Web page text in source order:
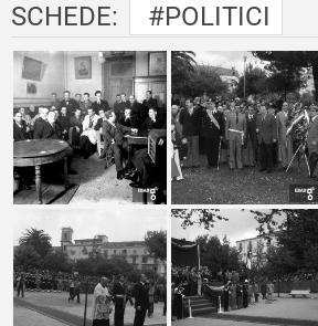
SCHEDE: #POLITICI